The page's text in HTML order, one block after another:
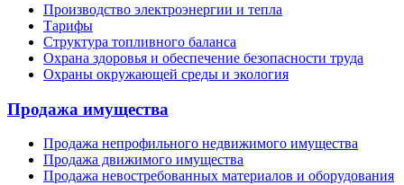
Производство электроэнергии и тепла
Тарифы
Структура топливного баланса
Охрана здоровья и обеспечение безопасности труда
Охраны окружающей среды и экология
Продажа имущества
Продажа непрофильного недвижимого имущества
Продажа движимого имущества
Продажа невостребованных материалов и оборудования